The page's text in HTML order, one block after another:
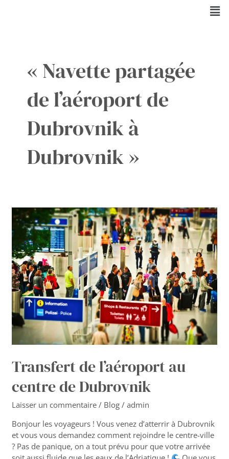
« Navette partagée
de l’aéroport de
Dubrovnik à
Dubrovnik »
Transfert de l’aéroport au
centre de Dubrovnik
Laisser un commentaire / Blog /admin
Bonjour les voyageurs ! Vous venez d’atterrir à Dubrovnik
et vous vous demandez comment rejoindre le centre-ville
? Pas de panique, on a tout prévu pour que votre arrivée
Transfert
de
l’aéroport
au
centre
de
Dubrovnik